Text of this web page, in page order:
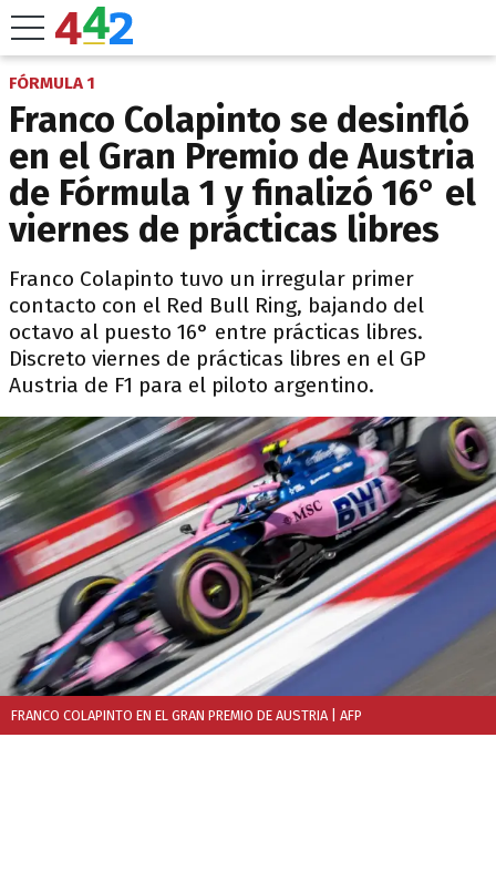
FÓRMULA 1
Franco Colapinto se desinfló
en el Gran Premio de Austria
de Fórmula 1 y finalizó 16° el
viernes de prácticas libres
Franco Colapinto tuvo un irregular primer
contacto con el Red Bull Ring, bajando del
octavo al puesto 16° entre prácticas libres.
Discreto viernes de prácticas libres en el GP
Austria de F1 para el piloto argentino.
FRANCO COLAPINTO EN EL GRAN PREMIO DE AUSTRIA | AFP